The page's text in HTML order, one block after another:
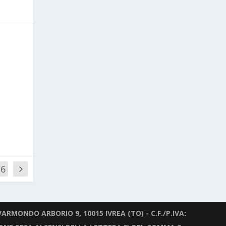
ARBORIO 9, 10015 IVREA (TO) - C.F./P.IVA: